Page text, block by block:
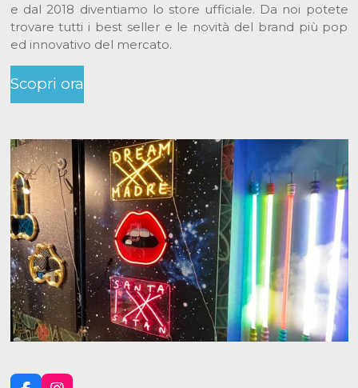
e dal 2018 diventiamo lo store ufficiale. Da noi potete
trovare tutti i best seller e le novità del brand più pop
ed innovativo del mercato.
Scopri ora